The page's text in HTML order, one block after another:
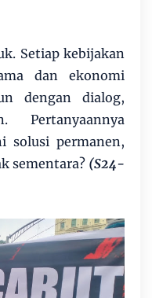
Setiap kebijakan
dan ekonomi
dengan dialog,
Pertanyaannya
solusi permanen,
sementara? (S24-